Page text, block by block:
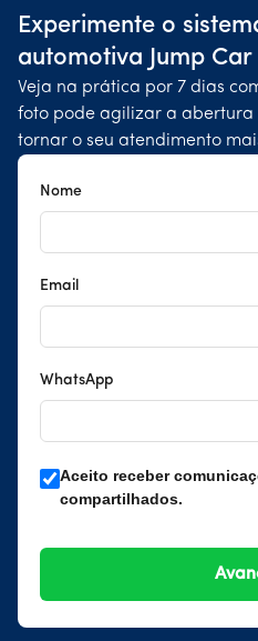
Experimente o
automotiva Jump Car
Veja na prática por 7 dias
foto pode agilizar a abertura
tornar o seu atendimento
Nome
Email
WhatsApp
Aceito receber
compartilhados.